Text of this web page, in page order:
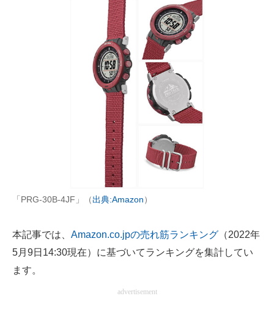
ビジネスと働き方のヒント
企業ITのトレンドを詳説
経営リーダーのコミュニティ
マーケ×ITの今がよく分かる
ITエンジニア向け専門サイト
企業向けIT製品の総合サイト
IT製品の技術・比較・事例
モノづくり技術者専門サイト
「PRG-30B-4JF」（出典:Amazon）
本記事では、 Amazon.co.jpの売れ筋ランキング （2022年
5月9日14:30現在）に基づいてランキングを集計してい
ます。
advertisement